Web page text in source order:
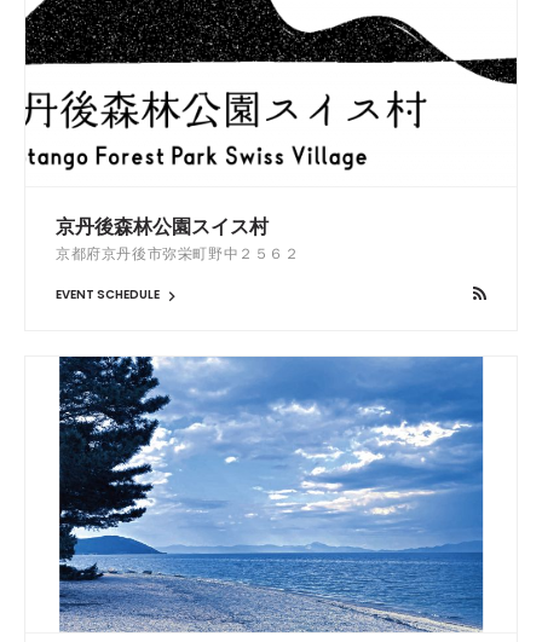
京丹後森林公園スイス村
京都府京丹後市弥栄町野中２５６２
EVENT SCHEDULE